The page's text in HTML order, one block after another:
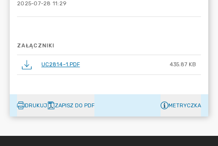
2025-07-28 11:29
ZAŁĄCZNIKI
UC2814~1.PDF 435.87 KB
DRUKUJ ZAPISZ DO PDF METRYCZKA